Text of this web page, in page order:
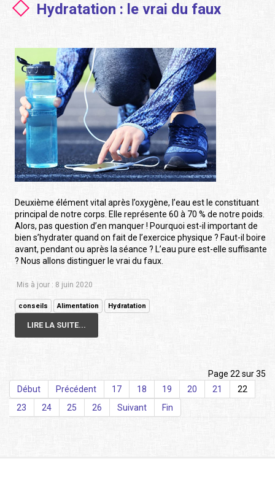
Hydratation : le vrai du faux
Deuxième élément vital après l’oxygène, l’eau est le constituant
principal de notre corps. Elle représente 60 à 70 % de notre poids.
Alors, pas question d’en manquer ! Pourquoi est-il important de
bien s’hydrater quand on fait de l’exercice physique ? Faut-il boire
avant, pendant ou après la séance ? L’eau pure est-elle suffisante
? Nous allons distinguer le vrai du faux.
Mis à jour : 8 juin 2020
conseils Alimentation Hydratation
LIRE LA SUITE...
Page 22 sur 35
Début
Précédent 17 18 19 20 21
22
23
24 25 26 Suivant Fin